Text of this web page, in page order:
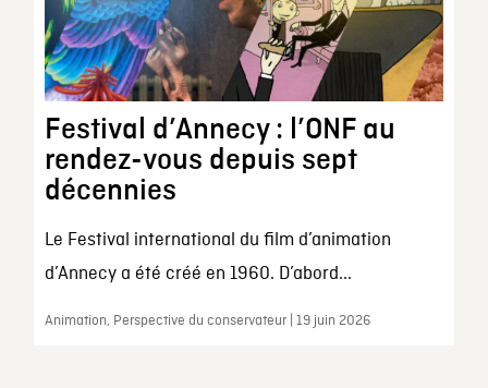
Festival d’Annecy : l’ONF au
rendez-vous depuis sept
décennies
Le Festival international du film d’animation
d’Annecy a été créé en 1960. D’abord...
Animation, Perspective du conservateur | 19 juin 2026